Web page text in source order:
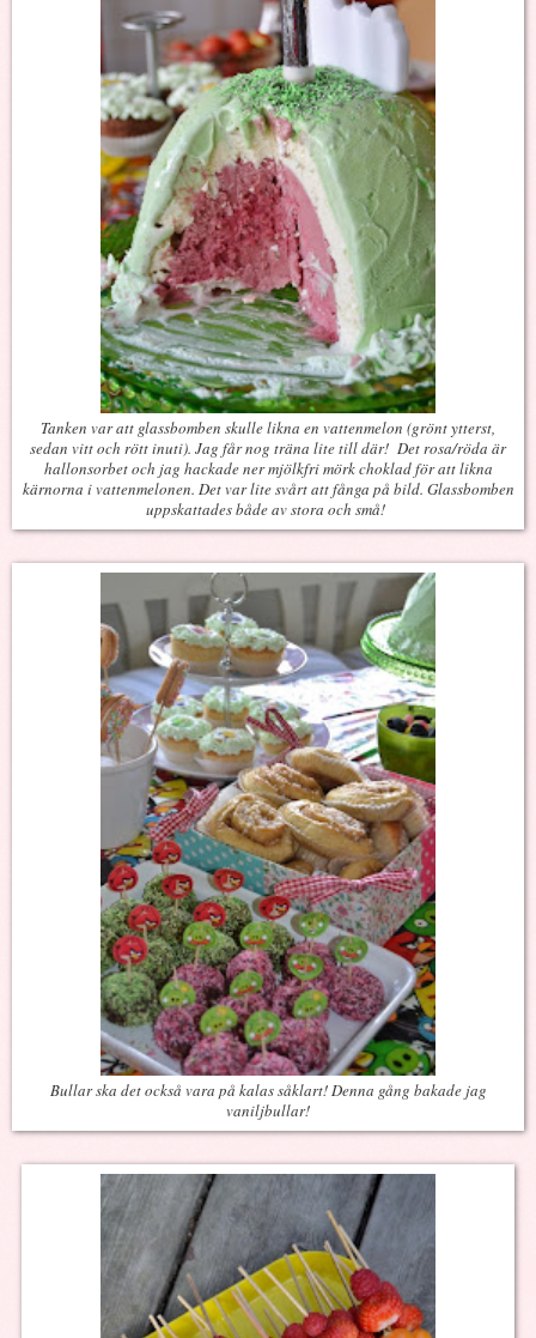
Tanken var att glassbomben skulle likna en vattenmelon (grönt ytterst,
sedan vitt och rött inuti). Jag får nog träna lite till där! Det rosa/röda är
hallonsorbet och jag hackade ner mjölkfri mörk choklad för att likna
kärnorna i vattenmelonen. Det var lite svårt att fånga på bild. Glassbomben
uppskattades både av stora och små!
Bullar ska det också vara på kalas såklart! Denna gång bakade jag
vaniljbullar!